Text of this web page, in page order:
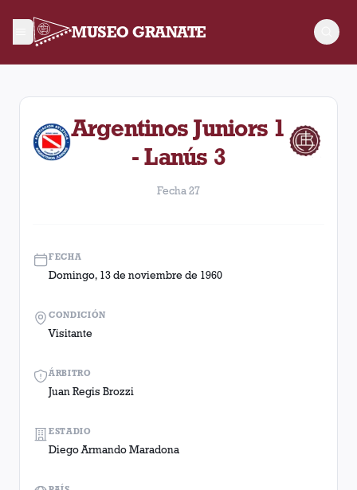
MUSEO GRANATE
Fecha 27. Partido entre Lanús y Argentinos Juniors
Argentinos Juniors 1
- Lanús 3
Fecha 27
FECHA
Domingo, 13 de noviembre de 1960
ÁRBITRO
Juan Regis Brozzi
CONDICIÓN
Visitante
ESTADIO
Diego Armando Maradona